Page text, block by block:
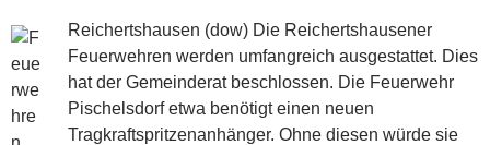
Reichertshausen (dow) Die Reichertshausener
Feuerwehren werden umfangreich ausgestattet. Dies
hat der Gemeinderat beschlossen. Die Feuerwehr
Pischelsdorf etwa benötigt einen neuen
Tragkraftspritzenanhänger. Ohne diesen würde sie